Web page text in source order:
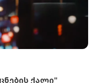
ქალი"